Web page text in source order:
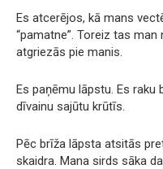
Es atcerējos, kā mans
“pamatne”. Toreiz tas
atgriezās pie manis.
Es paņēmu lāpstu. Es raku
dīvainu sajūtu krūtīs.
Pēc brīža lāpsta atsitās
skaidra. Mana sirds sāka